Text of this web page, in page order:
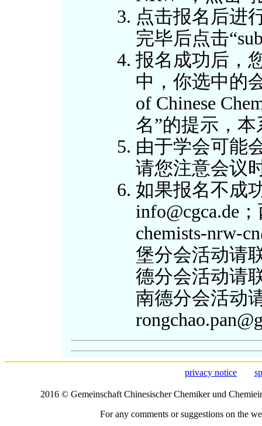
点击报名后进
完毕后点击
报名成功后，
中，你选中的
of Chinese
名”的提示，
由于学会可能
请您注意会议
如果报名不成
info@cgca.de
chemists-nrw-
堡分会活动请
德分会活动请
南德分会活动
privacy notice
2016 © Gemeinschaft Chinesischer Chemiker und
For any comments or suggestions on the